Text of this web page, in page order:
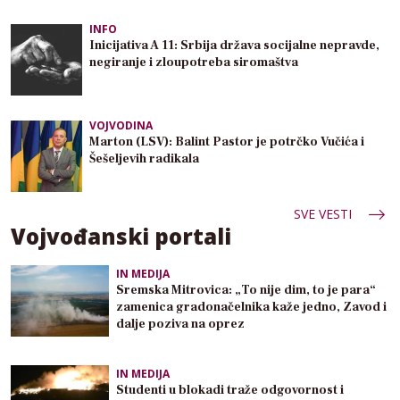
INFO
Inicijativa A 11: Srbija država socijalne nepravde,
negiranje i zloupotreba siromaštva
VOJVODINA
Marton (LSV): Balint Pastor je potrčko Vučića i
Šešeljevih radikala
SVE VESTI
Vojvođanski portali
IN MEDIJA
Sremska Mitrovica: „To nije dim, to je para“
zamenica gradonačelnika kaže jedno, Zavod i
dalje poziva na oprez
IN MEDIJA
Studenti u blokadi traže odgovornost i